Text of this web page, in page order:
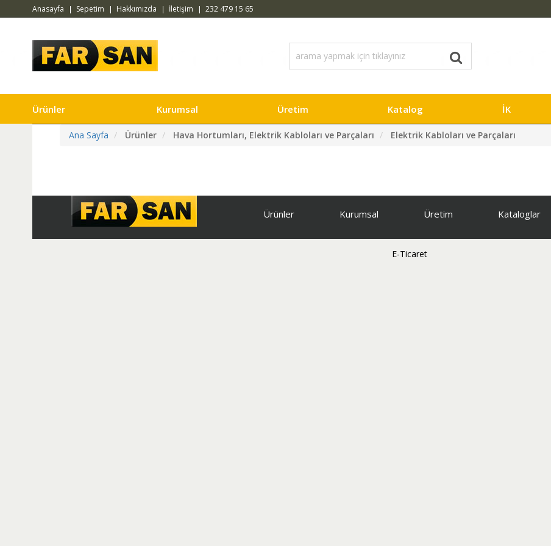
Anasayfa Sepetim Hakkımızda İletişim 232 479 15 65
Ürünler Kurumsal Üretim Katalog İK
Ana Sayfa Ürünler Hava Hortumları, Elektrik Kabloları ve Parçaları Elektrik Kabloları ve Parçaları
Ürünler Kurumsal Üretim Kataloglar
E-Ticaret